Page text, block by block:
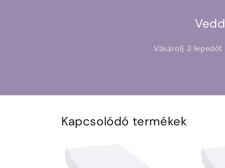
Vásárolj 2 lepedőt
Kapcsolódó termékek